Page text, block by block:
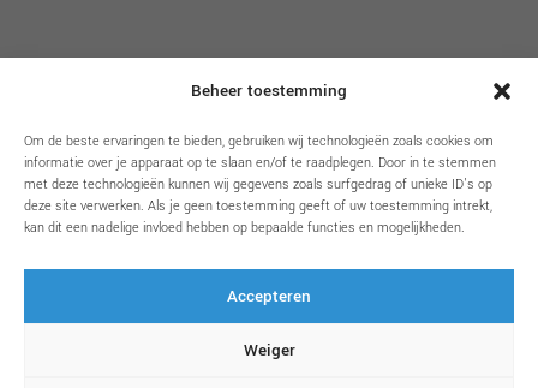
Beheer toestemming
Om de beste ervaringen te bieden, gebruiken wij technologieën zoals cookies om
informatie over je apparaat op te slaan en/of te raadplegen. Door in te stemmen
met deze technologieën kunnen wij gegevens zoals surfgedrag of unieke ID's op
deze site verwerken. Als je geen toestemming geeft of uw toestemming intrekt,
kan dit een nadelige invloed hebben op bepaalde functies en mogelijkheden.
Accepteren
Weiger
VOORWAARDEN
Disclaimer
Algemene voorwaarden
Privacybeleid & Cookies